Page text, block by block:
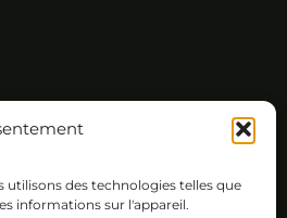
utilisons des technologies telles que
informations sur l'appareil.